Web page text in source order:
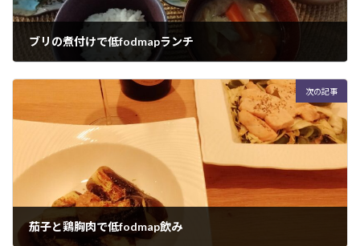
ブリの煮付けで低fodmapランチ
次の記事
茄子と鶏胸肉で低fodmap飲み